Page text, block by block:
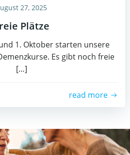
27, 2025
Plätze
1. Oktober starten unsere
Es gibt noch freie
[…]
read more